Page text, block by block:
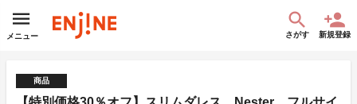
メニュー さがす 新規登録
商品